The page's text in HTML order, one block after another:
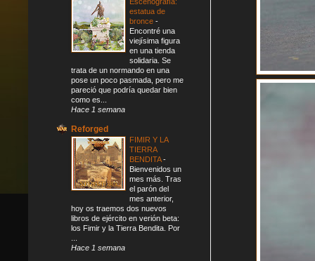
estatua de
bronce -
Encontré una
viejísima figura
en una tienda
solidaria. Se
trata de un normando en una
pose un poco pasmada, pero me
pareció que podría quedar bien
como es...
Hace 1 semana
Reforged
FIMIR Y LA
TIERRA
BENDITA-
Bienvenidos un
mes más. Tras
el parón del
mes anterior,
hoy os traemos dos nuevos
libros de ejército en verión beta:
los Fimir y la Tierra Bendita. Por
Hace 1 semana